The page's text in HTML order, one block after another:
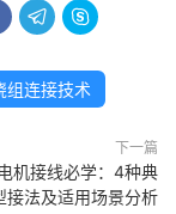
 
组连接技术
下一篇
机接线必学：4种典
接法及适用场景分析